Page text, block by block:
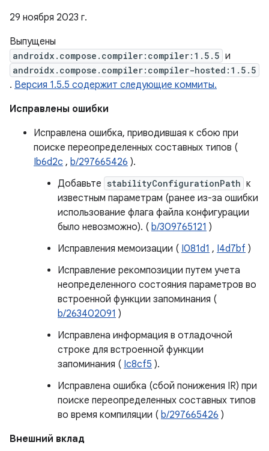
29 ноября 2023 г.
Выпущены
androidx.compose.compiler:compiler:1.5.5 и
androidx.compose.compiler:compiler-hosted:1.5.5
. Версия 1.5.5 содержит следующие коммиты.
Исправлены ошибки
Исправлена ​​ошибка, приводившая к сбою при
поиске переопределенных составных типов (
Ib6d2c , b/297665426 ).
Добавьте stabilityConfigurationPath к
известным параметрам (ранее из-за ошибки
использование флага файла конфигурации
было невозможно). ( b/309765121 )
Исправления мемоизации ( I081d1 , I4d7bf )
Исправление рекомпозиции путем учета
неопределенного состояния параметров во
встроенной функции запоминания (
b/263402091 )
Исправлена ​​информация в отладочной
строке для встроенной функции
запоминания ( Ic8cf5 ).
Исправлена ​​ошибка (сбой понижения IR) при
поиске переопределенных составных типов
во время компиляции ( b/297665426 )
Внешний вклад